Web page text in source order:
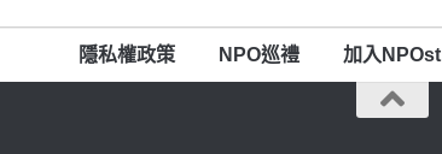
隱私權政策 NPO巡禮 加入NPOst